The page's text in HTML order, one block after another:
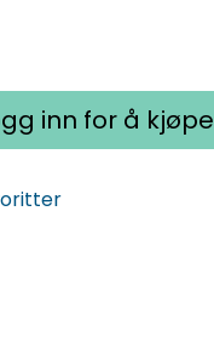
inn for å kjøpe